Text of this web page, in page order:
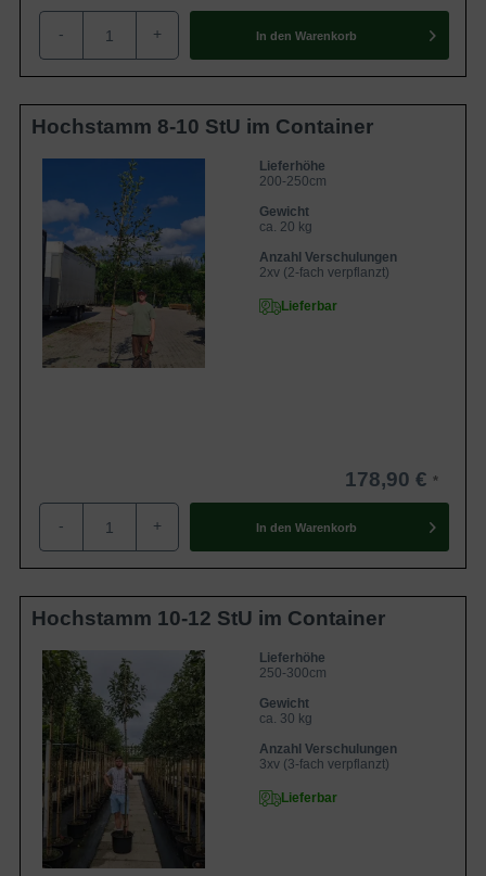
- + In den Warenkorb
Hochstamm 8-10 StU im Container
Lieferhöhe
200-250cm
Gewicht
ca. 20 kg
Anzahl Verschulungen
2xv (2-fach verpflanzt)
Lieferbar
178,90 €
- + In den Warenkorb
Hochstamm 10-12 StU im Container
Lieferhöhe
250-300cm
Gewicht
ca. 30 kg
Anzahl Verschulungen
3xv (3-fach verpflanzt)
Lieferbar